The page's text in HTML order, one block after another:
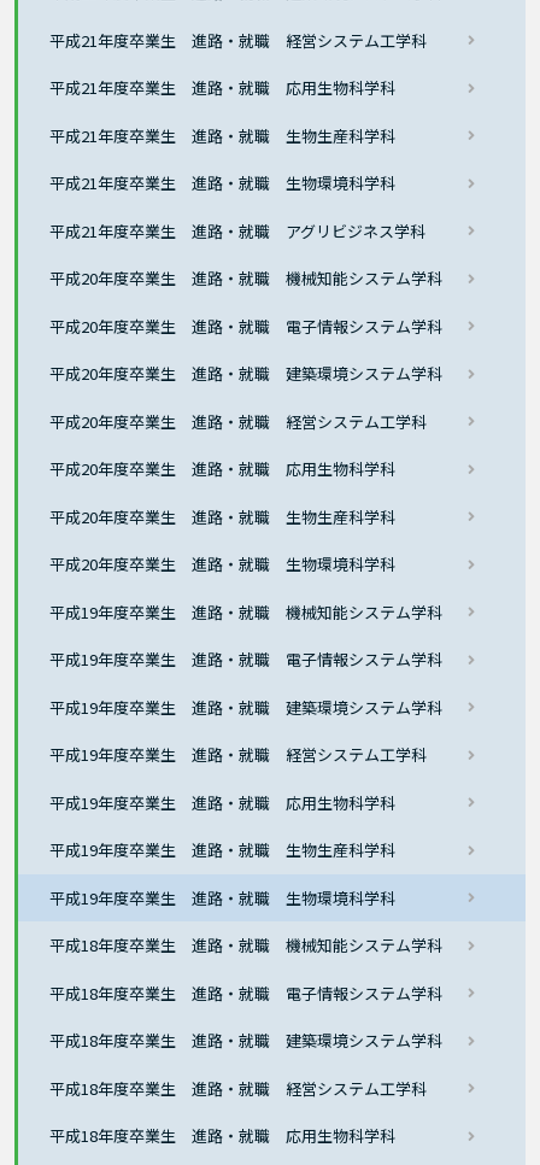
平成21年度卒業生 進路・就職 経営システム工学科
平成21年度卒業生 進路・就職 応用生物科学科
平成21年度卒業生 進路・就職 生物生産科学科
平成21年度卒業生 進路・就職 生物環境科学科
平成21年度卒業生 進路・就職 アグリビジネス学科
平成20年度卒業生 進路・就職 機械知能システム学科
平成20年度卒業生 進路・就職 電子情報システム学科
平成20年度卒業生 進路・就職 建築環境システム学科
平成20年度卒業生 進路・就職 経営システム工学科
平成20年度卒業生 進路・就職 応用生物科学科
平成20年度卒業生 進路・就職 生物生産科学科
平成20年度卒業生 進路・就職 生物環境科学科
平成19年度卒業生 進路・就職 機械知能システム学科
平成19年度卒業生 進路・就職 電子情報システム学科
平成19年度卒業生 進路・就職 建築環境システム学科
平成19年度卒業生 進路・就職 経営システム工学科
平成19年度卒業生 進路・就職 応用生物科学科
平成19年度卒業生 進路・就職 生物生産科学科
平成19年度卒業生 進路・就職 生物環境科学科
平成18年度卒業生 進路・就職 機械知能システム学科
平成18年度卒業生 進路・就職 電子情報システム学科
平成18年度卒業生 進路・就職 建築環境システム学科
平成18年度卒業生 進路・就職 経営システム工学科
平成18年度卒業生 進路・就職 応用生物科学科